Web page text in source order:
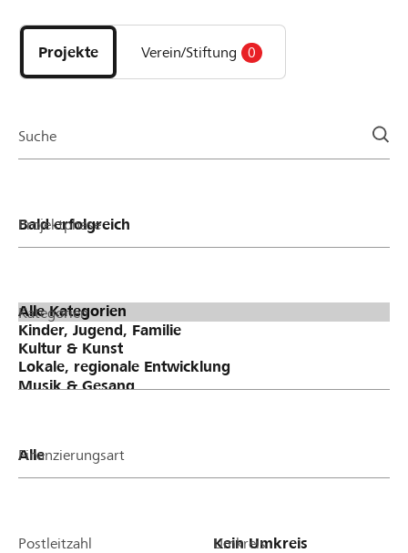
DE FR IT
Projekte
und
Organisationen
Projekte Verein/Stiftung 0
Suche
Projektphase
Kategorien
Finanzierungsart
Postleitzahl Umkreis